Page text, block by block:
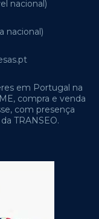
nacional)
nacional)
em Portugal na
compra e venda
com presença
TRANSEO.